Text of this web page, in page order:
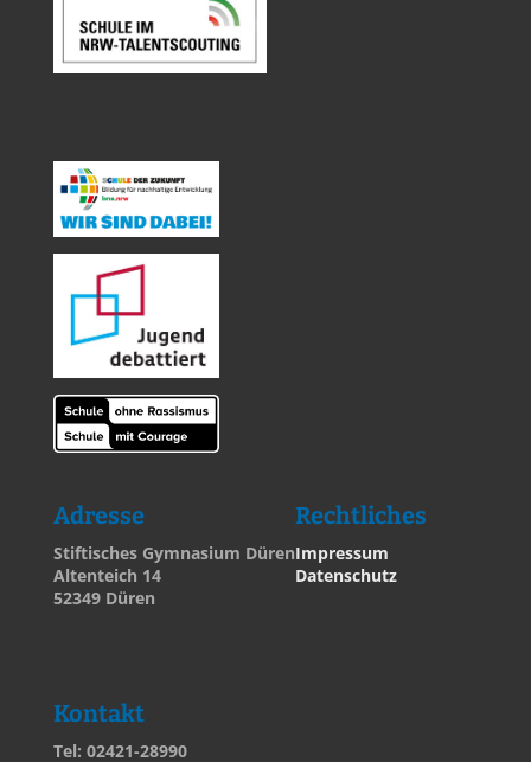
Adresse
Stiftisches Gymnasium Düren
Altenteich 14
52349 Düren
Rechtliches
Impressum
Datenschutz
Kontakt
Tel: 02421-28990